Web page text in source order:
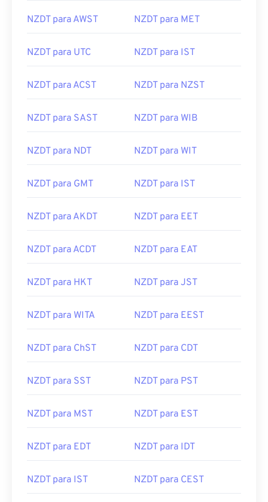
NZDT para AWST NZDT para MET
NZDT para UTC NZDT para IST
NZDT para ACST NZDT para NZST
NZDT para SAST NZDT para WIB
NZDT para NDT NZDT para WIT
NZDT para GMT NZDT para IST
NZDT para AKDT NZDT para EET
NZDT para ACDT NZDT para EAT
NZDT para HKT NZDT para JST
NZDT para WITA NZDT para EEST
NZDT para ChST NZDT para CDT
NZDT para SST NZDT para PST
NZDT para MST NZDT para EST
NZDT para EDT NZDT para IDT
NZDT para IST NZDT para CEST